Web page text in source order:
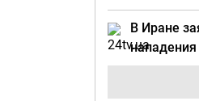
В Иране